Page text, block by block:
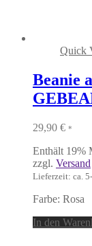
Quick
Beanie
29,90 € *
Enthält 19%
zzgl. Versand
Lieferzeit: ca.
Farbe: Rosa
In den